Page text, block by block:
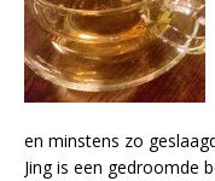
en minstens zo
Jing is een gedroomde